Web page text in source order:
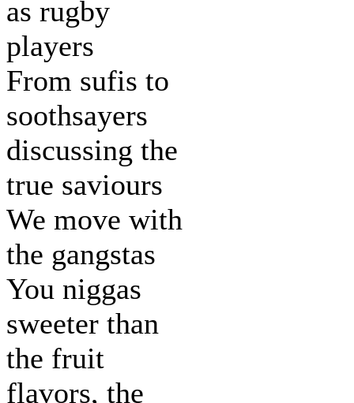
as rugby
players
From sufis to
soothsayers
discussing the
true saviours
We move with
the gangstas
You niggas
sweeter than
the fruit
flavors, the